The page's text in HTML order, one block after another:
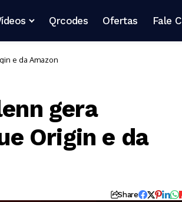
Qrcodes Ofertas Fale
e da Amazon
gera
Origin e da
Share